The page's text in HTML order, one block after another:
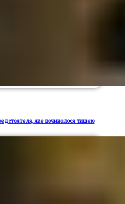
яке починалося тишею